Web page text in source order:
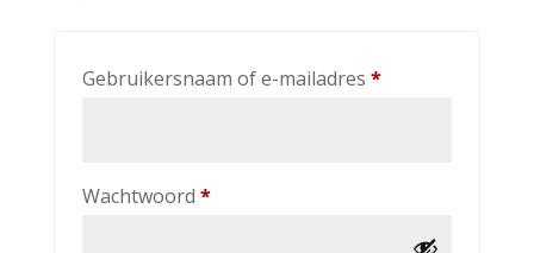
Gebruikersnaam of e-mailadres *Vereist
Wachtwoord *Vereist